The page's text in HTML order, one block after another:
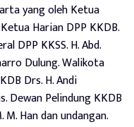
yang oleh Ketua
Harian DPP KKDB.
DPP KKSS. H. Abd.
Dulung. Walikota
Drs. H. Andi
Dewan Pelindung KKDB
Han dan undangan.